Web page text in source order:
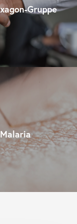
Gruppe
45mm (L × B × H)
Akku mit ca. 24h